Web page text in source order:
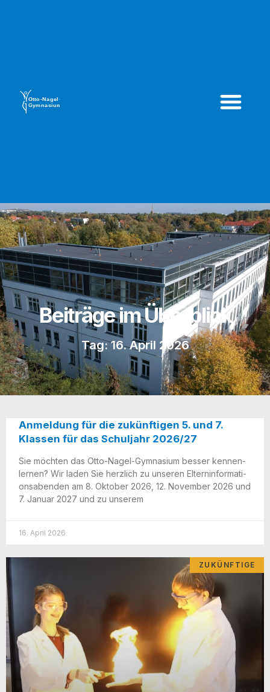
Beiträge im Überblick
Tag: 16. April 2026
Anmeldung für die zukünftigen 5. und 7.
Klassen für das Schuljahr 2026/​27
Sie möch­ten das Otto-Nagel-Gym­na­­si­um bes­ser ken­nen­
ler­nen? Wir laden Sie herz­lich zu unse­ren Eltern­in­for­ma­ti­
ons­aben­den am 8. Okto­ber 2026, 12. Novem­ber 2026 und
7. Janu­ar 2027 und zu unserem
16. April 2026
ZUKÜNFTIGE